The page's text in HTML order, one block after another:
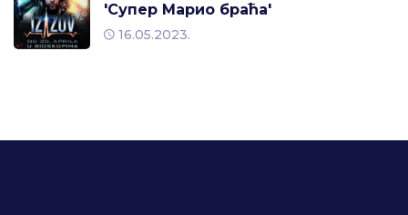
'Супер Марио браћа'
16.05.2023.